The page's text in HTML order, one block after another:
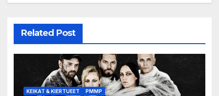
Related Post
KEIKAT & KIERTUEET PMMP